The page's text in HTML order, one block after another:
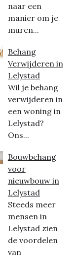
naar een
manier om je
muren...
Behang
Verwijderen in
Lelystad
Wil je behang
verwijderen in
een woning in
Lelystad?
Ons...
Bouwbehang
voor
nieuwbouw in
Lelystad
Steeds meer
mensen in
Lelystad zien
de voordelen
van